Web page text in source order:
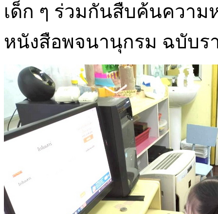
เด็ก ๆ ร่วมกันสืบค้นความ
หนังสือพจนานุกรม ฉบับ